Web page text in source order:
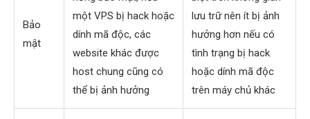
Bảo
mật
một VPS bị hack hoặc
dính mã độc, các
website khác được
host chung cũng có
thể bị ảnh hưởng
lưu trữ nên ít bị ảnh
hưởng hơn nếu có
tình trạng bị hack
hoặc dính mã độc
trên máy chủ khác